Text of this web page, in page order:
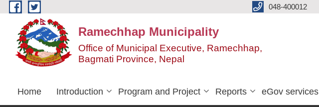
Skip to main content 048-400012
Ramechhap Municipality
Office of Municipal Executive, Ramechhap,
Bagmati Province, Nepal
Home Introduction Program and Project Reports eGov services